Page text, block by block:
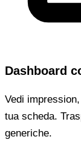
Dashboard
Vedi
tua scheda.
generiche.